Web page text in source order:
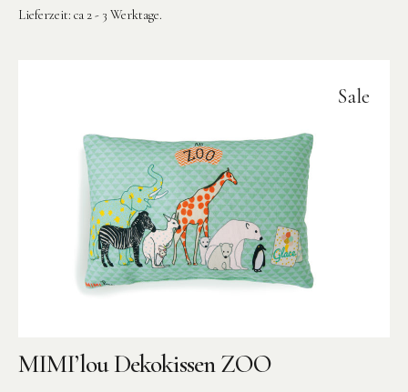
Lieferzeit: ca 2 - 3 Werktage.
Sale
MIMI’lou Dekokissen ZOO